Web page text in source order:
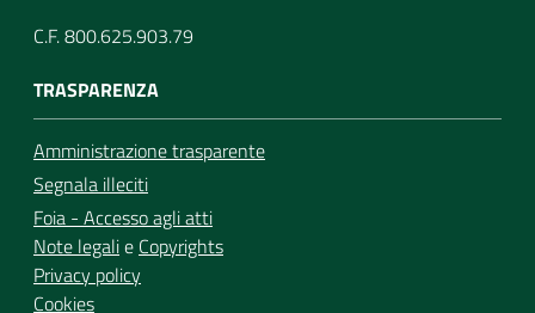
C.F. 800.625.903.79
TRASPARENZA
Amministrazione trasparente
Segnala illeciti
Foia - Accesso agli atti
Note legalie Copyrights
Privacy policy
Cookies